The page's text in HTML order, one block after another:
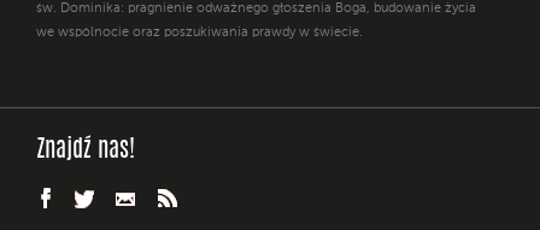
św. Dominika: pragnienie odważnego głoszenia Boga, budowanie życia
we wspólnocie oraz poszukiwania prawdy w świecie.
Znajdź nas!